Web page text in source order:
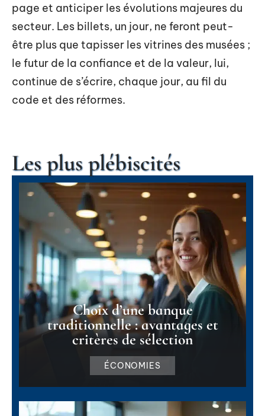
page et anticiper les évolutions majeures du
secteur. Les billets, un jour, ne feront peut-
être plus que tapisser les vitrines des musées ;
le futur de la confiance et de la valeur, lui,
continue de s’écrire, chaque jour, au fil du
code et des réformes.
Les plus plébiscités
Choix d’une banque
traditionnelle : avantages et
critères de sélection
ÉCONOMIES